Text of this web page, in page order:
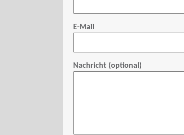
E-Mail
Nachricht (optional)